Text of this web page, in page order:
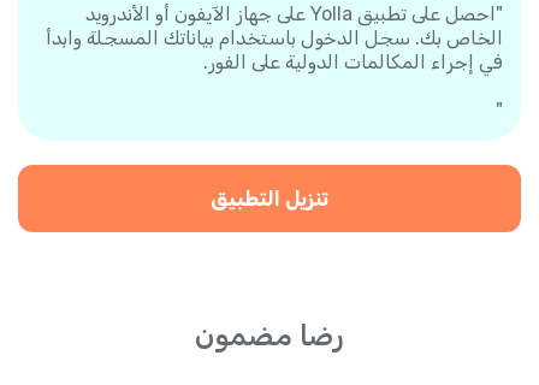
"احصل على تطبيق Yolla على جهاز الآيفون أو الأندرويد
الخاص بك. سجل الدخول باستخدام بياناتك المسجلة وابدأ
في إجراء المكالمات الدولية على الفور.
"
تنزيل التطبيق
رضا مضمون